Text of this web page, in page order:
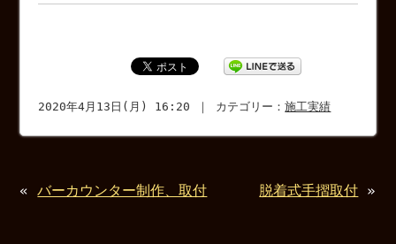
2020年4月13日(月) 16:20 ｜ カテゴリー：施工実績
«バーカウンター制作、取付 脱着式手摺取付 »